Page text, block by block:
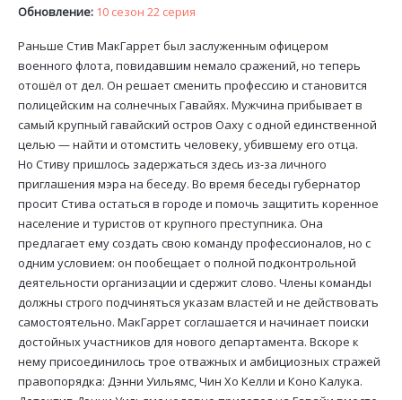
Обновление: 10 сезон 22 серия
Раньше Стив МакГаррет был заслуженным офицером
военного флота, повидавшим немало сражений, но теперь
отошёл от дел. Он решает сменить профессию и становится
полицейским на солнечных Гавайях. Мужчина прибывает в
самый крупный гавайский остров Оаху с одной единственной
целью — найти и отомстить человеку, убившему его отца.
Но Стиву пришлось задержаться здесь из-за личного
приглашения мэра на беседу. Во время беседы губернатор
просит Стива остаться в городе и помочь защитить коренное
население и туристов от крупного преступника. Она
предлагает ему создать свою команду профессионалов, но с
одним условием: он пообещает о полной подконтрольной
деятельности организации и сдержит слово. Члены команды
должны строго подчиняться указам властей и не действовать
самостоятельно. МакГаррет соглашается и начинает поиски
достойных участников для нового департамента. Вскоре к
нему присоединилось трое отважных и амбициозных стражей
правопорядка: Дэнни Уильямс, Чин Хо Келли и Коно Калука.